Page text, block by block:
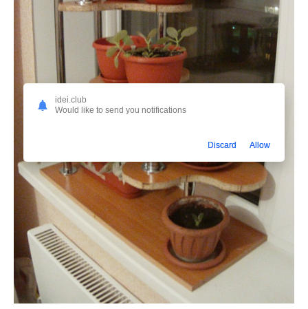
idei.club
Would like to send you notifications
Discard Allow